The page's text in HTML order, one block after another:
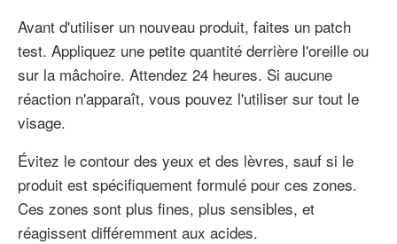
Avant d'utiliser un nouveau produit, faites un patch
test. Appliquez une petite quantité derrière l'oreille ou
sur la mâchoire. Attendez 24 heures. Si aucune
réaction n'apparaît, vous pouvez l'utiliser sur tout le
visage.
Évitez le contour des yeux et des lèvres, sauf si le
produit est spécifiquement formulé pour ces zones.
Ces zones sont plus fines, plus sensibles, et
réagissent différemment aux acides.